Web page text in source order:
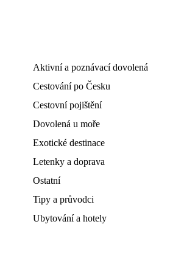
Aktivní a poznávací dovolená
Cestování po Česku
Cestovní pojištění
Dovolená u moře
Exotické destinace
Letenky a doprava
Ostatní
Tipy a průvodci
Ubytování a hotely